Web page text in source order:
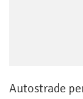
Autostrade